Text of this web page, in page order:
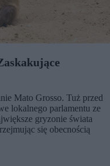
Mato Grosso. Tuż przed
lokalnego parlamentu ze
gryzonie świata
się obecnością